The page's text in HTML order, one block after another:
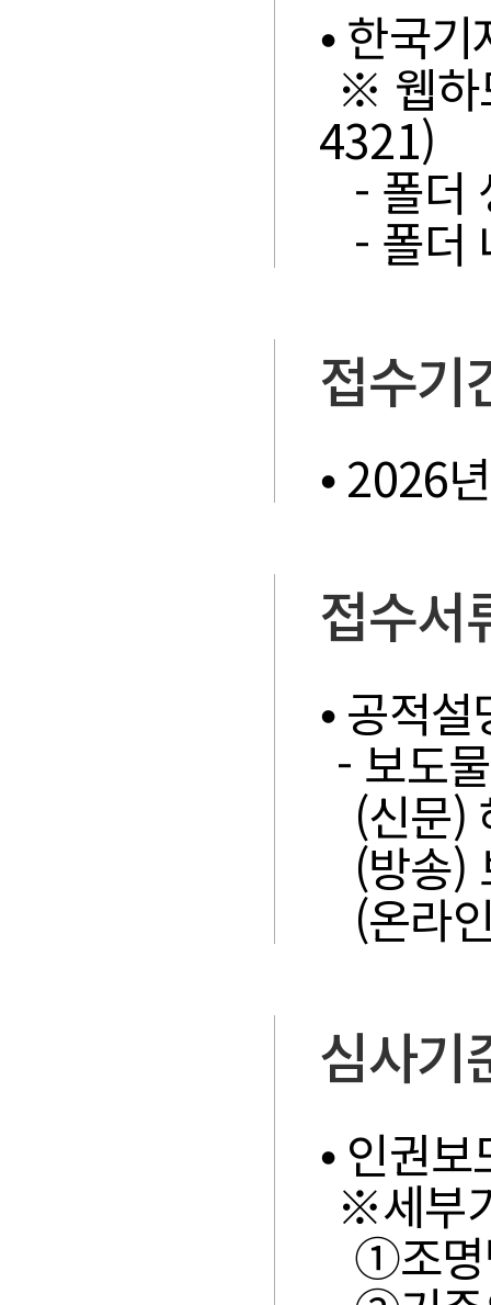
⦁ 한국
※ 웹하
4321)
- 폴더
- 폴더
접수기
⦁ 2026
접수서
⦁ 공적
- 보도
(신문)
(방송)
(온라
심사기
⦁ 인권
※세부
①조명